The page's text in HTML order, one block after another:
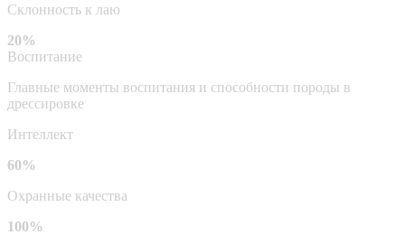
Склонность к лаю
20%
Воспитание
Главные моменты воспитания и способности породы в
дрессировке
Интеллект
60%
Охранные качества
100%